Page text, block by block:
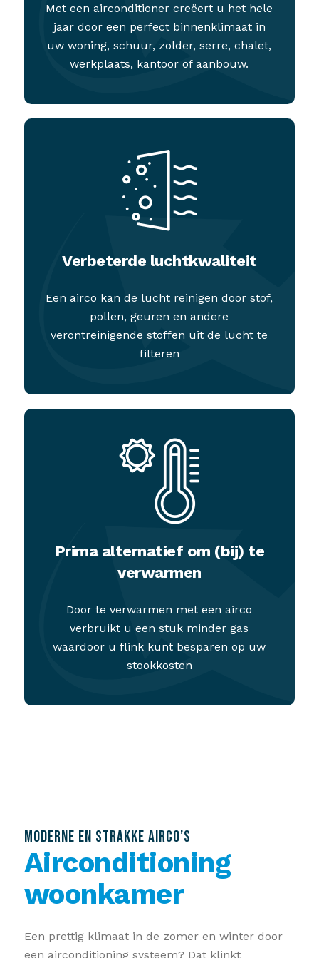
Met een airconditioner creëert u het hele
jaar door een perfect binnenklimaat in
uw woning, schuur, zolder, serre, chalet,
werkplaats, kantoor of aanbouw.
Verbeterde luchtkwaliteit
Een airco kan de lucht reinigen door stof,
pollen, geuren en andere
verontreinigende stoffen uit de lucht te
filteren
Prima alternatief om (bij) te
verwarmen
Door te verwarmen met een airco
verbruikt u een stuk minder gas
waardoor u flink kunt besparen op uw
stookkosten
MODERNE EN STRAKKE AIRCO’S
Airconditioning
woonkamer
Een prettig klimaat in de zomer en winter door
een airconditioning systeem? Dat klinkt